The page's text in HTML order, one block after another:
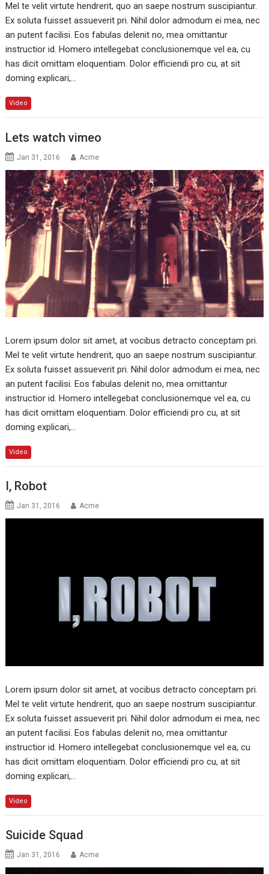
Mel te velit virtute hendrerit, quo an saepe nostrum suscipiantur.
Ex soluta fuisset assueverit pri. Nihil dolor admodum ei mea, nec
an putent facilisi. Eos fabulas delenit no, mea omittantur
instructior id. Homero intellegebat conclusionemque vel ea, cu
has dicit omittam eloquentiam. Dolor efficiendi pro cu, at sit
doming explicari,…
Video
Lets watch vimeo
Jan 31, 2016 Acme
Lorem ipsum dolor sit amet, at vocibus detracto conceptam pri.
Mel te velit virtute hendrerit, quo an saepe nostrum suscipiantur.
Ex soluta fuisset assueverit pri. Nihil dolor admodum ei mea, nec
an putent facilisi. Eos fabulas delenit no, mea omittantur
instructior id. Homero intellegebat conclusionemque vel ea, cu
has dicit omittam eloquentiam. Dolor efficiendi pro cu, at sit
doming explicari,…
Video
I, Robot
Jan 31, 2016 Acme
Lorem ipsum dolor sit amet, at vocibus detracto conceptam pri.
Mel te velit virtute hendrerit, quo an saepe nostrum suscipiantur.
Ex soluta fuisset assueverit pri. Nihil dolor admodum ei mea, nec
an putent facilisi. Eos fabulas delenit no, mea omittantur
instructior id. Homero intellegebat conclusionemque vel ea, cu
has dicit omittam eloquentiam. Dolor efficiendi pro cu, at sit
doming explicari,…
Video
Suicide Squad
Jan 31, 2016 Acme